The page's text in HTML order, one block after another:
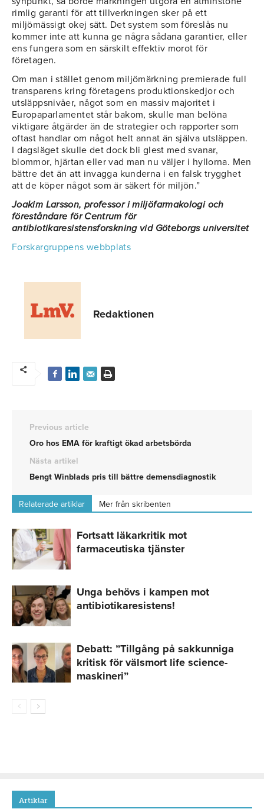
rimlig garanti för att tillverkningen sker på ett
miljömässigt okej sätt. Det system som föreslås nu
kommer inte att kunna ge några sådana garantier, eller
ens fungera som en särskilt effektiv morot för
företagen.
Om man i stället genom miljömärkning premierade full
transparens kring företagens produktionskedjor och
utsläppsnivåer, något som en massiv majoritet i
Europaparlamentet står bakom, skulle man belöna
viktigare åtgärder än de strategier och rapporter som
oftast handlar om något helt annat än själva utsläppen.
I dagsläget skulle det dock bli glest med svanar,
blommor, hjärtan eller vad man nu väljer i hyllorna. Men
bättre det än att invagga kunderna i en falsk trygghet
att de köper något som är säkert för miljön.”
Joakim Larsson, professor i miljöfarmakologi och
föreståndare för Centrum för
antibiotikaresistensforskning vid Göteborgs universitet
Forskargruppens webbplats
Redaktionen
Previous article
Oro hos EMA för kraftigt ökad arbetsbörda
Nästa artikel
Bengt Winblads pris till bättre demensdiagnostik
Relaterade artiklar Mer från skribenten
Fortsatt läkarkritik mot
farmaceutiska tjänster
Unga behövs i kampen mot
antibiotikaresistens!
Debatt: ”Tillgång på sakkunniga
kritisk för välsmort life science-
maskineri”
Artiklar